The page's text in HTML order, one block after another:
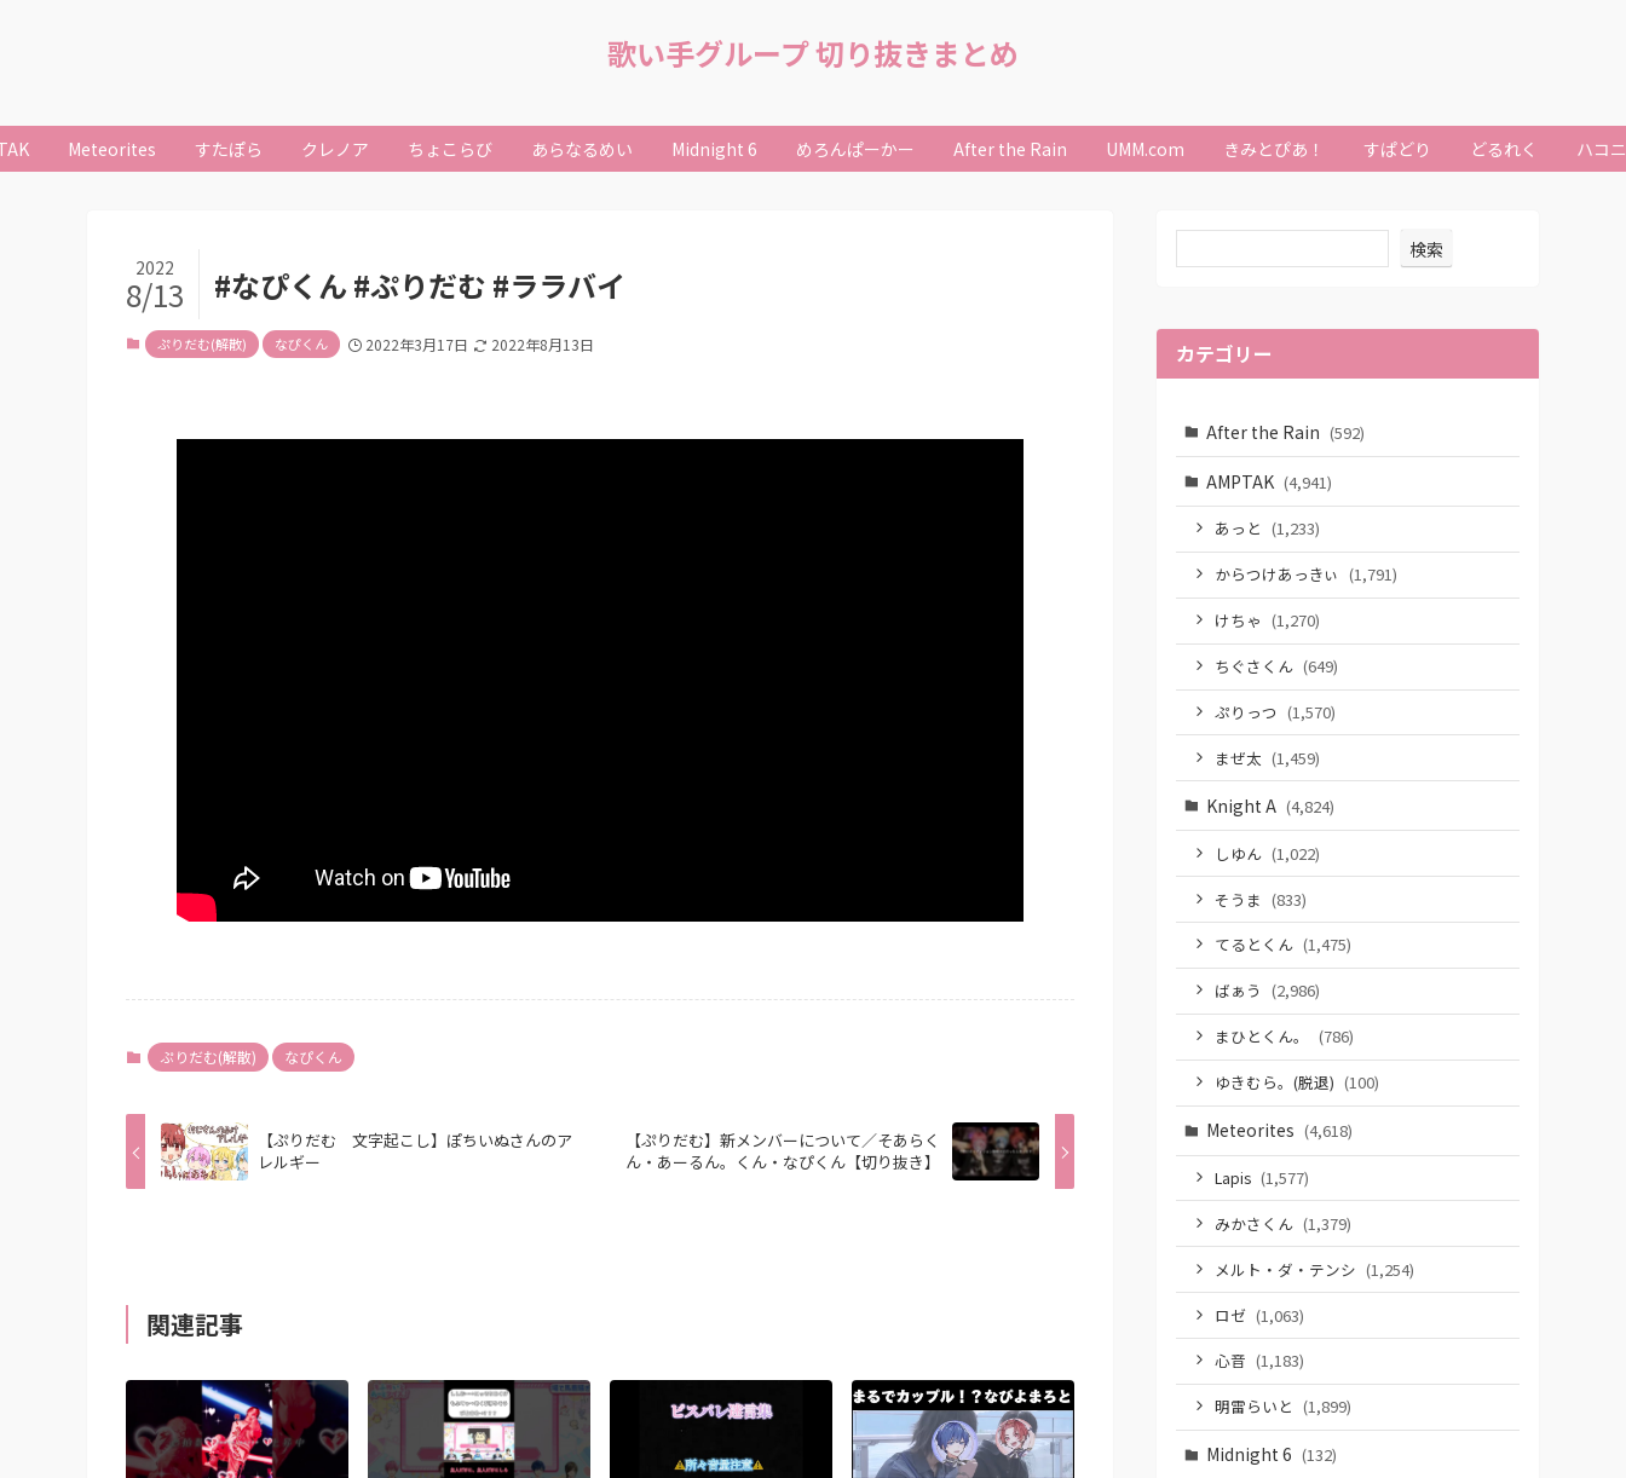
歌い手グループ 切り抜きまとめ
Meteorites すたぽら クレノア ちょこらび あらなるめい Midnight 6 めろんぱーかー After the Rain UMM.com きみとぴあ！ すぱどり どるれく ハコ
#なぴくん #ぷりだむ #ララバイ
2022
8/13
ぷりだむ(解散) なぴくん 2022年3月17日 2022年8月13日
ぷりだむ(解散) なぴくん
【ぷりだむ 文字起こし】ぽちいぬさんのア
レルギー
【ぷりだむ】新メンバーについて／そあらく
ん・あーるん。くん・なぴくん【切り抜き】
関連記事
検索
カテゴリー
After the Rain (592)
AMPTAK (4,941)
あっと (1,233)
からつけあっきぃ (1,791)
けちゃ (1,270)
ちぐさくん (649)
ぷりっつ (1,570)
まぜ太 (1,459)
Knight A (4,824)
しゆん (1,022)
そうま (833)
てるとくん (1,475)
ばぁう (2,986)
まひとくん。
(786)
ゆきむら。(脱退) (100)
Meteorites (4,618)
Lapis (1,577)
みかさくん (1,379)
メルト・ダ・テンシ (1,254)
ロゼ (1,063)
心音 (1,183)
明雷らいと (1,899)
Midnight 6 (132)